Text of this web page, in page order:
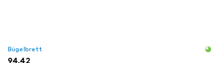
Bügelbrett
EUR
94,42